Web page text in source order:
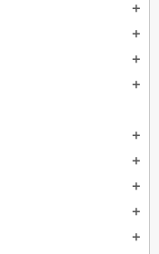
add
add
add
add
add
add
add
add
add